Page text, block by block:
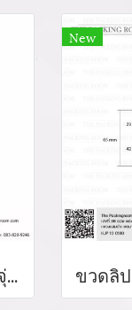
บรรจุภัณฑ์หลอดลิปจิ้มจุ่ม หลอดลิปกลอส bottle lip gloss/ lip bottle ขวดลิป บรรจุภัณฑ์ใส่ลิป จำหน่ายบรรจุภัณฑ์เครื่องสำอางรรจุภัณฑ์เครื่องสำอางทุกประเภท
New